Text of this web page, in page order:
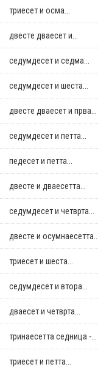
триесет и осма...
двестe дваесет и...
седумдесет и седма...
седумдесет и шеста...
двестe дваесет и прва...
седумдесет и петта...
педесет и петта...
двестe и дваесетта...
седумдесет и четврта...
двестe и осумнaесетта...
триесет и шеста...
седумдесет и втора...
дваесет и четврта...
тринаесетта седница -...
триесет и петта...